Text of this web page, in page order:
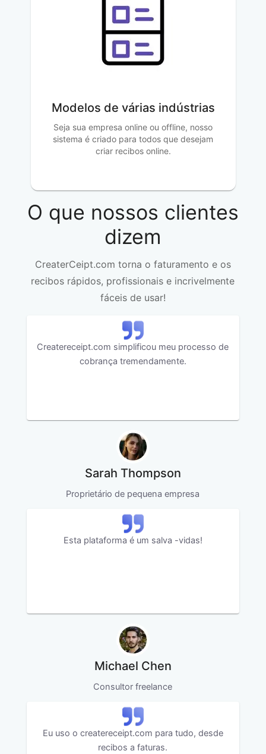
Modelos de várias indústrias
Seja sua empresa online ou offline, nosso
sistema é criado para todos que desejam
criar recibos online.
O que nossos clientes
dizem
CreaterCeipt.com torna o faturamento e os
recibos rápidos, profissionais e incrivelmente
fáceis de usar!
Createreceipt.com simplificou meu processo de
cobrança tremendamente.
Sarah Thompson
Proprietário de pequena empresa
Esta plataforma é um salva -vidas!
Michael Chen
Consultor freelance
Eu uso o createreceipt.com para tudo, desde
recibos a faturas.